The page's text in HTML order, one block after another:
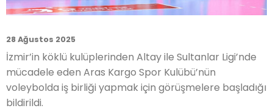
28 Ağustos 2025
İzmir’in köklü kulüplerinden Altay ile Sultanlar Ligi’nde
mücadele eden Aras Kargo Spor Kulübü’nün
voleybolda iş birliği yapmak için görüşmelere başladığı
bildirildi.